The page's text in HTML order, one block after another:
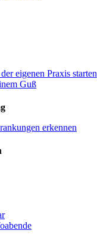
eigenen Praxis starten
Guß
erkennen